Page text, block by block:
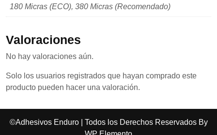
180 Micras (ECO), 380 Micras (Recomendado)
Valoraciones
No hay valoraciones aún.
Solo los usuarios registrados que hayan comprado este
producto pueden hacer una valoración.
©Adhesivos Enduro | Todos los Derechos Reservados By